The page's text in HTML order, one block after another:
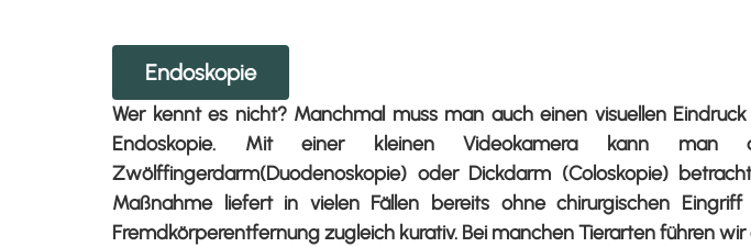
Endoskopie
Wer kennt es nicht? Manchmal muss man auch einen visuellen
Endoskopie. Mit einer kleinen Videokamera kann man
Zwölffingerdarm(Duodenoskopie) oder Dickdarm (Coloskopie)
Maßnahme liefert in vielen Fällen bereits ohne chirurgischen
Fremdkörperentfernung zugleich kurativ. Bei manchen Tierarten führen